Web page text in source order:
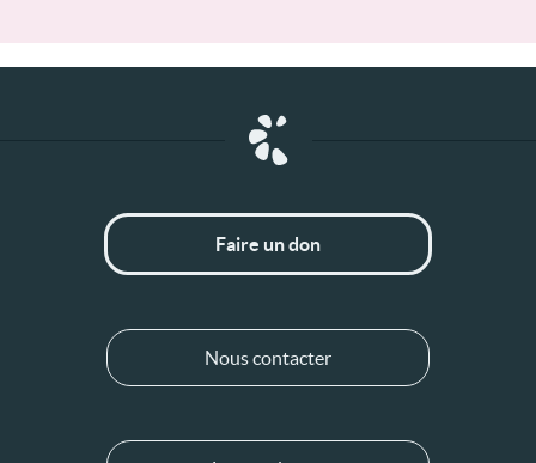
Faire un don
Nous contacter